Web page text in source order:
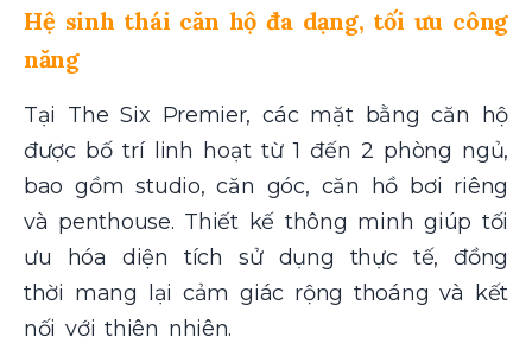
Hệ sinh thái căn hộ đa dạng, tối ưu công
năng
Tại The Six Premier, các mặt bằng căn hộ
được bố trí linh hoạt từ 1 đến 2 phòng ngủ,
bao gồm studio, căn góc, căn hồ bơi riêng
và penthouse. Thiết kế thông minh giúp tối
ưu hóa diện tích sử dụng thực tế, đồng
thời mang lại cảm giác rộng thoáng và kết
nối với thiên nhiên.